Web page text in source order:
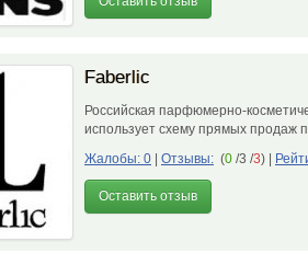
Faberlic
Российская парфюмерно-
использует схему прямых продаж
Жалобы: 0
Отзывы: (0 /3 /3)
Оставить отзыв